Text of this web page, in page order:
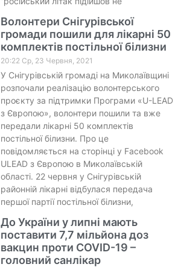
Волонтери Снігурівської
громади пошили для лікарні 50
комплектів постільної білизни
20:22 Ср, 23 Червня, 2021
У Снігурівській громаді на Миколаївщині
розпочали реалізацію волонтерського
проєкту за підтримки Програми «U-LEAD
з Європою», волонтери пошили та вже
передали лікарні 50 комплектів
постільної білизни. Про це
повідомляється на сторінці у Facebook
ULEAD з Європою в Миколаївській
області. 22 червня у Снігурівській
районній лікарні відбулася передача
першої партії постільної білизни,
До України у липні мають
поставити 7,7 мільйона доз
вакцин проти COVID-19 –
головний санлікар